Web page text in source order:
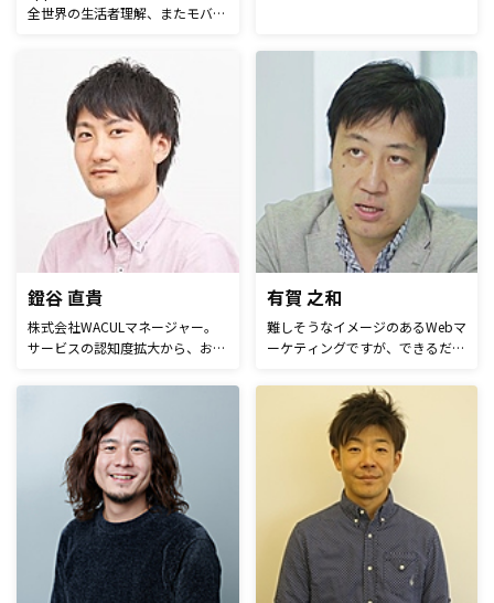
全世界の⽣活者理解、またモバイ
市場データと分析プラットフォー
ムを提供しています。「モバイル
の力をすべての企業に」をミッシ
ョンとし、あらゆる業界の経営戦
略、マーケティング、新規事業開
発などにおいて、1,000社を超え
る著名企業が活⽤しています。
広くプロモーション業務を行う。
インタビューをわかりやすく伝え
るのが得意。
鐙谷 直貴
株式会社WACULマネージャー。
サービスの認知度拡大から、お客
担当しています。 提供している
アクセス解析ツール「AIアナリス
ト」は、累計登録数が5,000サイ
ト以上、月間登録数が500サイト
を超えるペースで、多くのWebサ
イトにご利用いただいておりま
有賀 之和
難しそうなイメージのあるWebマ
ーケティングですが、できるだけ
験を増やしたいと思います。